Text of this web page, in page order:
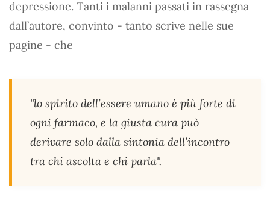
depressione. Tanti i malanni passati in rassegna
dall’autore, convinto - tanto scrive nelle sue
pagine - che
"lo spirito dell’essere umano è più forte di
ogni farmaco, e la giusta cura può
derivare solo dalla sintonia dell’incontro
tra chi ascolta e chi parla".